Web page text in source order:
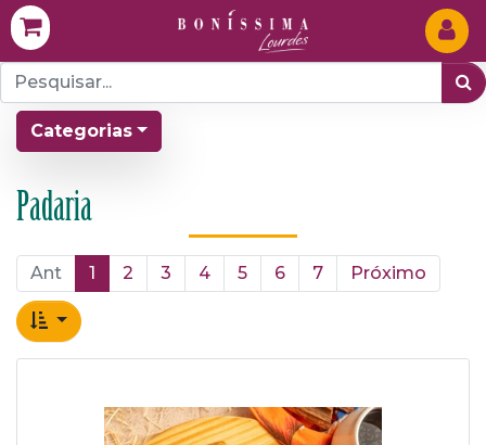
Categorias
Padaria
Ant 1 2 3 4 5 6 7 Próximo